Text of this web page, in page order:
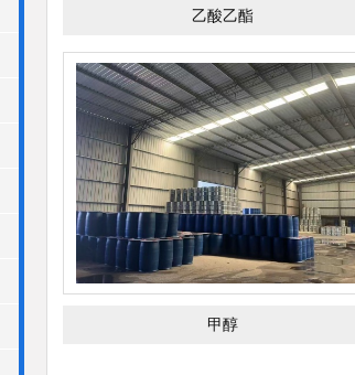
乙酸乙酯
甲醇